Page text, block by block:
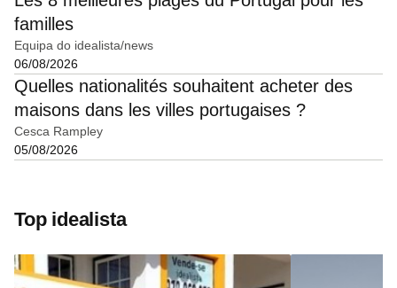
familles
Equipa do idealista/news
06/08/2026
Quelles nationalités souhaitent acheter des
maisons dans les villes portugaises ?
Cesca Rampley
05/08/2026
Top idealista